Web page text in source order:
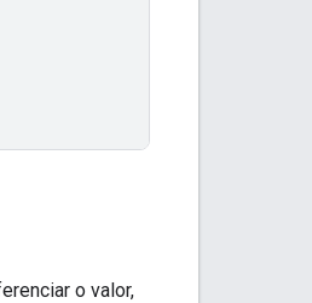
o valor,